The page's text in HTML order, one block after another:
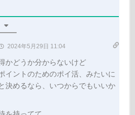
2024年5月29日 11:04
どうか分からないけど
イントのためのポイ活、みたいに
決めるなら、いつからでもいいか